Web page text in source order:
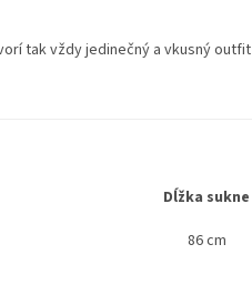
tak vždy jedinečný a vkusný outfit
Dĺžka sukne
86 cm